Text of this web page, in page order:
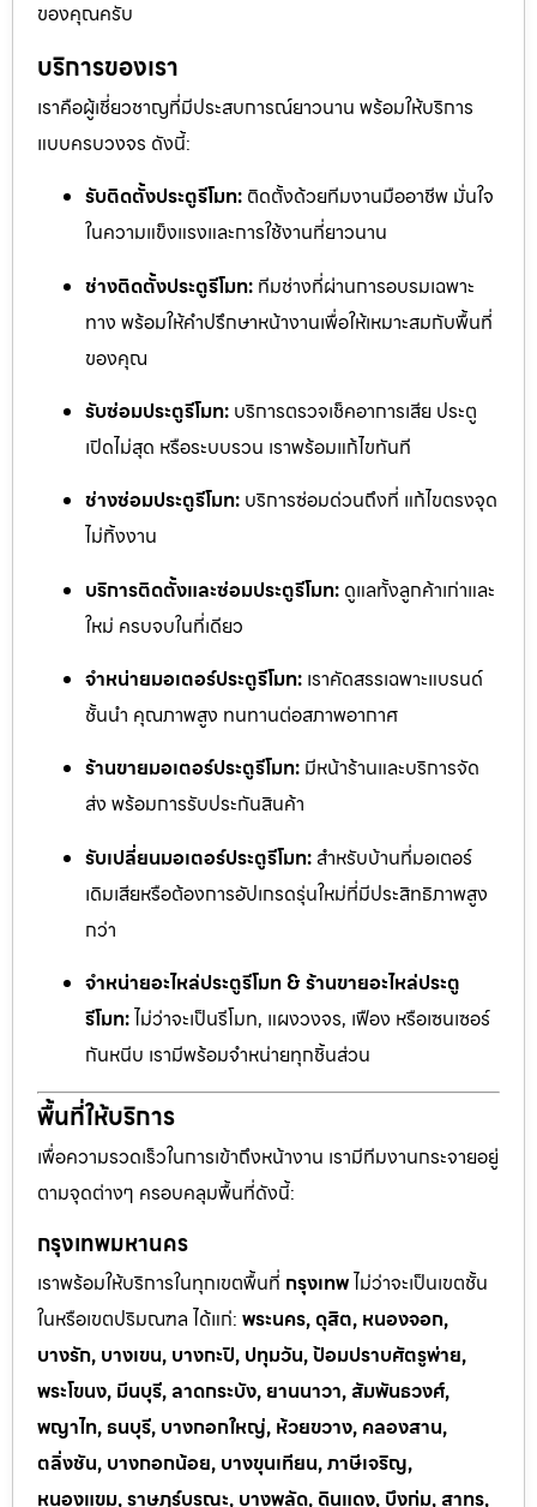
ของคุณครับ
บริการของเรา
เราคือผู้เชี่ยวชาญที่มีประสบการณ์ยาวนาน พร้อมให้บริการ
แบบครบวงจร ดังนี้:
รับติดตั้งประตูรีโมท: ติดตั้งด้วยทีมงานมืออาชีพ มั่นใจ
ในความแข็งแรงและการใช้งานที่ยาวนาน
ช่างติดตั้งประตูรีโมท: ทีมช่างที่ผ่านการอบรมเฉพาะ
ทาง พร้อมให้คำปรึกษาหน้างานเพื่อให้เหมาะสมกับพื้นที่
ของคุณ
รับซ่อมประตูรีโมท: บริการตรวจเช็คอาการเสีย ประตู
เปิดไม่สุด หรือระบบรวน เราพร้อมแก้ไขทันที
ช่างซ่อมประตูรีโมท: บริการซ่อมด่วนถึงที่ แก้ไขตรงจุด
ไม่ทิ้งงาน
บริการติดตั้งและซ่อมประตูรีโมท: ดูแลทั้งลูกค้าเก่าและ
ใหม่ ครบจบในที่เดียว
จำหน่ายมอเตอร์ประตูรีโมท: เราคัดสรรเฉพาะแบรนด์
ชั้นนำ คุณภาพสูง ทนทานต่อสภาพอากาศ
ร้านขายมอเตอร์ประตูรีโมท: มีหน้าร้านและบริการจัด
ส่ง พร้อมการรับประกันสินค้า
รับเปลี่ยนมอเตอร์ประตูรีโมท: สำหรับบ้านที่มอเตอร์
เดิมเสียหรือต้องการอัปเกรดรุ่นใหม่ที่มีประสิทธิภาพสูง
กว่า
จำหน่ายอะไหล่ประตูรีโมท & ร้านขายอะไหล่ประตู
รีโมท:ไม่ว่าจะเป็นรีโมท, แผงวงจร, เฟือง หรือเซนเซอร์
กันหนีบ เรามีพร้อมจำหน่ายทุกชิ้นส่วน
พื้นที่ให้บริการ
เพื่อความรวดเร็วในการเข้าถึงหน้างาน เรามีทีมงานกระจายอยู่
ตามจุดต่างๆ ครอบคลุมพื้นที่ดังนี้:
กรุงเทพมหานคร
เราพร้อมให้บริการในทุกเขตพื้นที่ กรุงเทพไม่ว่าจะเป็นเขตชั้น
ในหรือเขตปริมณฑล ได้แก่: พระนคร, ดุสิต, หนองจอก,
บางรัก, บางเขน, บางกะปิ, ปทุมวัน, ป้อมปราบศัตรูพ่าย,
พระโขนง, มีนบุรี, ลาดกระบัง, ยานนาวา, สัมพันธวงศ์,
พญาไท, ธนบุรี, บางกอกใหญ่, ห้วยขวาง, คลองสาน,
ตลิ่งชัน, บางกอกน้อย, บางขุนเทียน, ภาษีเจริญ,
หนองแขม, ราษฎร์บูรณะ, บางพลัด, ดินแดง, บึงกุ่ม, สาทร,